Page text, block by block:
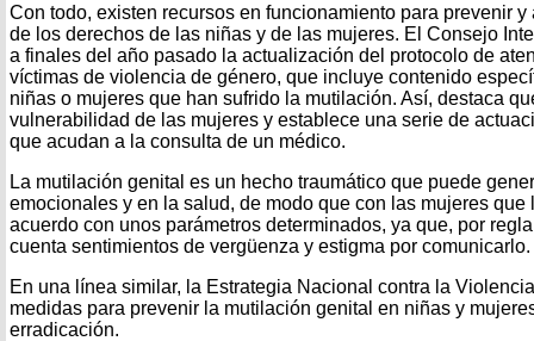
Con todo, existen recursos en funcionamiento para prevenir
de los derechos de las niñas y de las mujeres. El Consejo
a finales del año pasado la actualización del protocolo de
víctimas de violencia de género, que incluye contenido
niñas o mujeres que han sufrido la mutilación. Así, destaca
vulnerabilidad de las mujeres y establece una serie de
que acudan a la consulta de un médico.
La mutilación genital es un hecho traumático que puede
emocionales y en la salud, de modo que con las mujeres que
acuerdo con unos parámetros determinados, ya que, por
cuenta sentimientos de vergüenza y estigma por comunicarlo.
En una línea similar, la Estrategia Nacional contra la
medidas para prevenir la mutilación genital en niñas y
erradicación.